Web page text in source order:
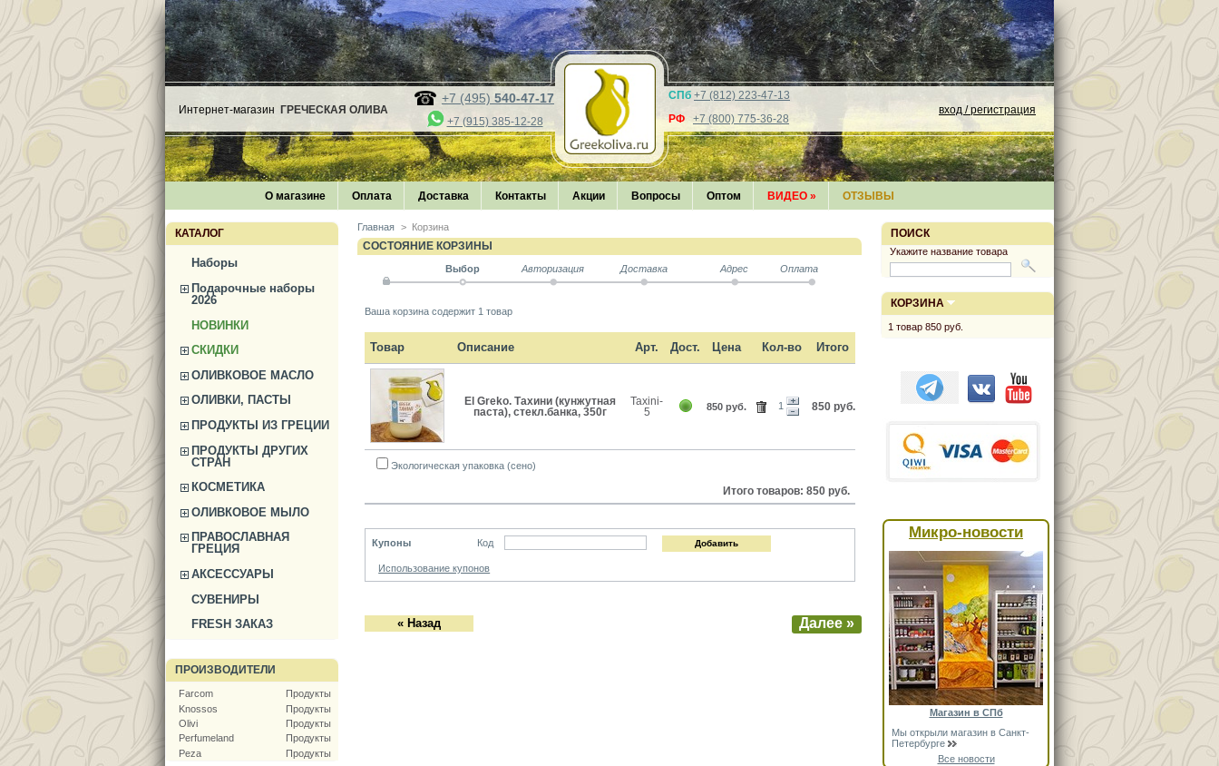
Интернет-магазин ГРЕЧЕСКАЯ ОЛИВА
+7 (495) 540-47-17
+7 (915) 385-12-28
СПб +7 (812) 223-47-13
РФ +7 (800) 775-36-28
вход / регистрация
О магазине Оплата Доставка Контакты Акции Вопросы Оптом ВИДЕО » ОТЗЫВЫ
КАТАЛОГ
Наборы
Подарочные наборы
2026
НОВИНКИ
СКИДКИ
ОЛИВКОВОЕ МАСЛО
ОЛИВКИ, ПАСТЫ
ПРОДУКТЫ ИЗ ГРЕЦИИ
ПРОДУКТЫ ДРУГИХ
СТРАН
КОСМЕТИКА
ОЛИВКОВОЕ МЫЛО
ПРАВОСЛАВНАЯ
ГРЕЦИЯ
АКСЕССУАРЫ
СУВЕНИРЫ
FRESH ЗАКАЗ
ПРОИЗВОДИТЕЛИ
Farcom
Продукты
Knossos
Продукты
Olivi
Продукты
Perfumeland
Продукты
Peza
Продукты
Главная > Корзина
СОСТОЯНИЕ КОРЗИНЫ
Выбор Авторизация Доставка Адрес Оплата
Ваша корзина содержит 1 товар
Товар Описание Арт. Дост. Цена Кол-во Итого
Итого товаров: 850 руб.
El Greko. Тахини (кунжутная
паста), стекл.банка, 350г
Taxini-
5
850 руб. 1 850 руб.
Экологическая упаковка (сено)
Купоны Код
Использование купонов
Далее »
« Назад
ПОИСК
Укажите название товара
КОРЗИНА
1 товар 850 руб.
Микро-новости
Магазин в СПб
Мы открыли магазин в Санкт-
Петербурге
Все новости